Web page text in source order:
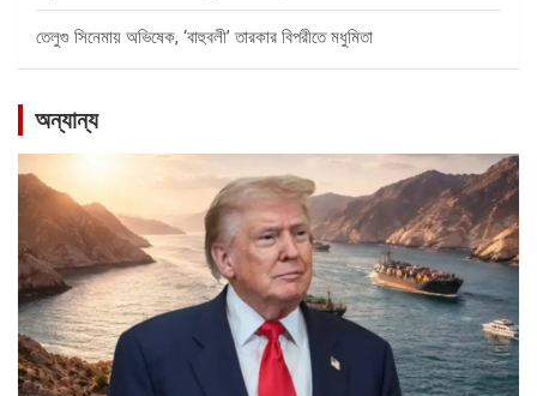
তেলুগু সিনেমায় অভিষেক, ‘বাহুবলী’ তারকার বিপরীতে মধুমিতা
অন্যান্য